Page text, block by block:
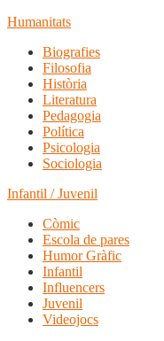
Humanitats
Biografies
Filosofia
Història
Literatura
Pedagogia
Política
Psicologia
Sociologia
Infantil / Juvenil
Còmic
Escola de pares
Humor Gràfic
Infantil
Influencers
Juvenil
Videojocs